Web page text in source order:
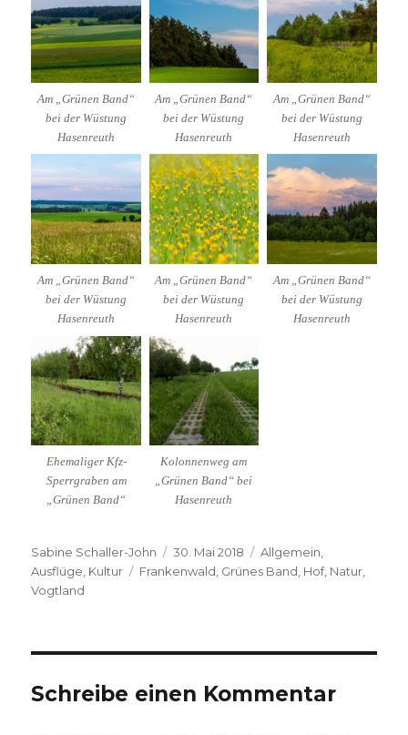
Am „Grünen Band“
bei der Wüstung
Hasenreuth
Am „Grünen Band“
bei der Wüstung
Hasenreuth
Am „Grünen Band“
bei der Wüstung
Hasenreuth
Am „Grünen Band“
bei der Wüstung
Hasenreuth
Am „Grünen Band“
bei der Wüstung
Hasenreuth
Am „Grünen Band“
bei der Wüstung
Hasenreuth
Ehemaliger Kfz-
Sperrgraben am
„Grünen Band“
Kolonnenweg am
„Grünen Band“ bei
Hasenreuth
Autor
Sabine Schaller-John
Veröffentlicht
am
30. Mai 2018 Kategorien
Allgemein
Ausflüge Kultur Schlagwörter
Frankenwald Grünes Band Hof, Natur
Vogtland
Schreibe einen Kommentar